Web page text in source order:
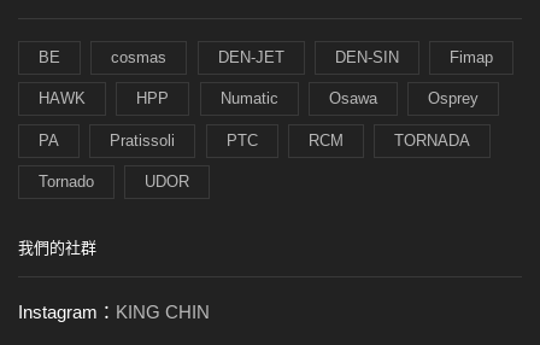
BE cosmas DEN-JET DEN-SIN Fimap
HAWK HPP Numatic Osawa Osprey
PA Pratissoli PTC RCM TORNADA
Tornado UDOR
我們的社群
Instagram： KING CHIN